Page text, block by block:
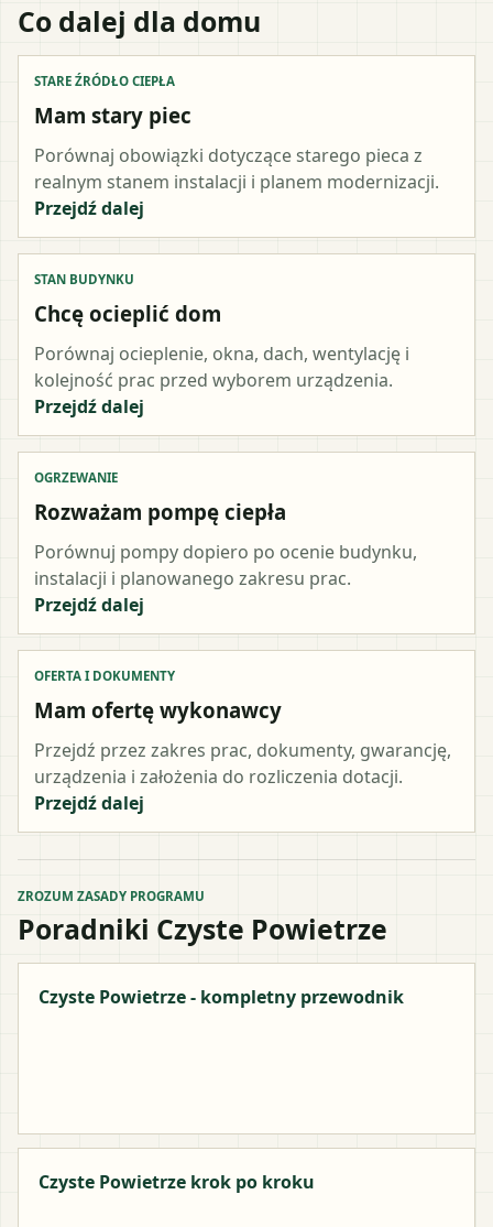
Co dalej dla domu
STARE ŹRÓDŁO CIEPŁA
Mam stary piec
Porównaj obowiązki dotyczące starego pieca z
realnym stanem instalacji i planem modernizacji.
Przejdź dalej
STAN BUDYNKU
Chcę ocieplić dom
Porównaj ocieplenie, okna, dach, wentylację i
kolejność prac przed wyborem urządzenia.
Przejdź dalej
OGRZEWANIE
Rozważam pompę ciepła
Porównuj pompy dopiero po ocenie budynku,
instalacji i planowanego zakresu prac.
Przejdź dalej
OFERTA I DOKUMENTY
Mam ofertę wykonawcy
Przejdź przez zakres prac, dokumenty, gwarancję,
urządzenia i założenia do rozliczenia dotacji.
Przejdź dalej
ZROZUM ZASADY PROGRAMU
Poradniki Czyste Powietrze
Czyste Powietrze - kompletny przewodnik
Czyste Powietrze krok po kroku